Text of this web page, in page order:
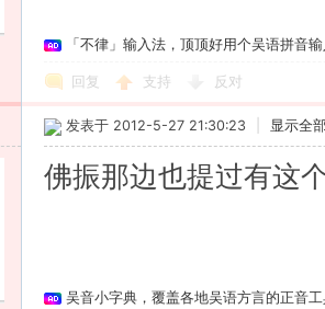
「不律」输入法，顶顶好用个吴语拼音
回复 支持 反对
发表于 2012-5-27 21:30:23 显示全
佛振那边也提过有这
吴音小字典，覆盖各地吴语方言的正音